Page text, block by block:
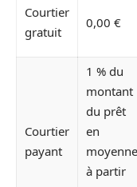
Courtier
gratuit
0,00 €
Courtier
payant
1 % du
montant
du prêt
en
à partir